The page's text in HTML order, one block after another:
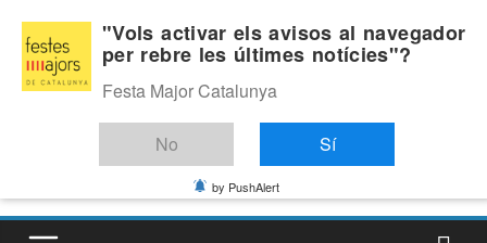
content
Dissabte, agost 8, 2026
Última:
"Vols activar els avisos al navegador
per rebre les últimes notícies"?
Festa Major Catalunya
No Sí
by PushAlert